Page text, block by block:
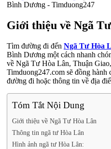
Bình Dương - Timduong247
Giới thiệu về Ngã
Tìm đường đi đến Ngã Tư Hòa
Bình Dương một cách nhanh
về Ngã Tư Hòa Lân, Thuận
Timduong247.com sẽ đồng
đường đi hoặc thông tin về địa
Tóm Tắt Nội Dung
Giới thiệu về Ngã Tư Hòa Lân
Thông tin ngã tư Hòa Lân
Hình ảnh ngã tư Hòa Lân: